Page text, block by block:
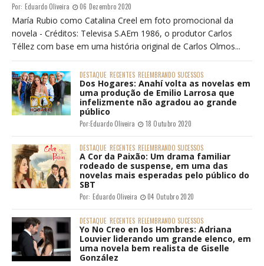
Por: Eduardo Oliveira 06 Dezembro 2020
María Rubio como Catalina Creel em foto promocional da
novela - Créditos: Televisa S.AEm 1986, o produtor Carlos
Téllez com base em uma história original de Carlos Olmos...
DESTAQUE RECENTES RELEMBRANDO SUCESSOS
Dos Hogares: Anahí volta as novelas em
uma produção de Emilio Larrosa que
infelizmente não agradou ao grande
público
Por:Eduardo Oliveira 18 Outubro 2020
DESTAQUE RECENTES RELEMBRANDO SUCESSOS
A Cor da Paixão: Um drama familiar
rodeado de suspense, em uma das
novelas mais esperadas pelo público do
SBT
Por: Eduardo Oliveira 04 Outubro 2020
DESTAQUE RECENTES RELEMBRANDO SUCESSOS
Yo No Creo en los Hombres: Adriana
Louvier liderando um grande elenco, em
uma novela bem realista de Giselle
González